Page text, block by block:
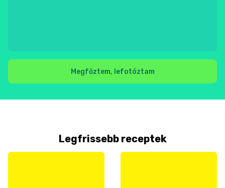
Megfőztem, lefotóztam
Legfrissebb receptek